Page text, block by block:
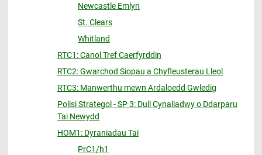
Newcastle Emlyn
St. Clears
Whitland
RTC1: Canol Tref Caerfyrddin
RTC2: Gwarchod Siopau a Chyfleusterau Lleol
RTC3: Manwerthu mewn Ardaloedd Gwledig
Polisi Strategol - SP 3: Dull Cynaliadwy o Ddarparu
Tai Newydd
HOM1: Dyraniadau Tai
PrC1/h1